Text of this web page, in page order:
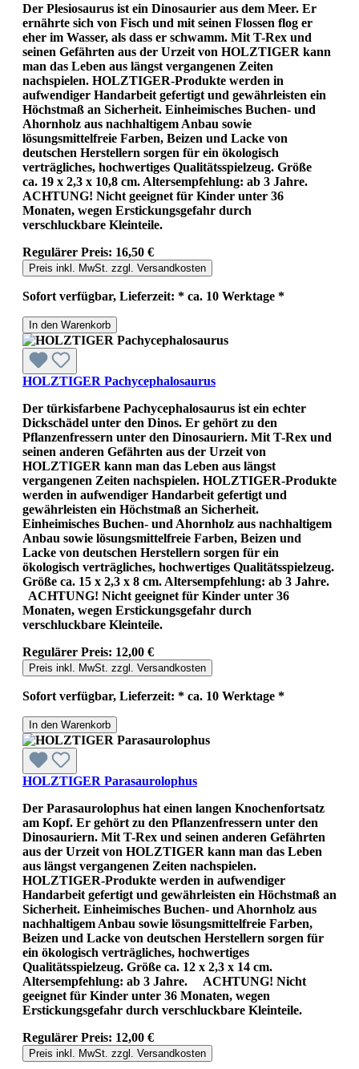
Der Plesiosaurus ist ein Dinosaurier aus dem Meer. Er
ernährte sich von Fisch und mit seinen Flossen flog er
eher im Wasser, als dass er schwamm. Mit T-Rex und
seinen Gefährten aus der Urzeit von HOLZTIGER kann
man das Leben aus längst vergangenen Zeiten
nachspielen. HOLZTIGER-Produkte werden in
aufwendiger Handarbeit gefertigt und gewährleisten ein
Höchstmaß an Sicherheit. Einheimisches Buchen- und
Ahornholz aus nachhaltigem Anbau sowie
lösungsmittelfreie Farben, Beizen und Lacke von
deutschen Herstellern sorgen für ein ökologisch
verträgliches, hochwertiges Qualitätsspielzeug. Größe
ca. 19 x 2,3 x 10,8 cm. Altersempfehlung: ab 3 Jahre.
ACHTUNG! Nicht geeignet für Kinder unter 36
Monaten, wegen Erstickungsgefahr durch
verschluckbare Kleinteile.
Regulärer Preis: 16,50 €
Preis inkl. MwSt. zzgl. Versandkosten
Sofort verfügbar, Lieferzeit: * ca. 10 Werktage *
In den Warenkorb
HOLZTIGER Pachycephalosaurus
Der türkisfarbene Pachycephalosaurus ist ein echter
Dickschädel unter den Dinos. Er gehört zu den
Pflanzenfressern unter den Dinosauriern. Mit T-Rex und
seinen anderen Gefährten aus der Urzeit von
HOLZTIGER kann man das Leben aus längst
vergangenen Zeiten nachspielen. HOLZTIGER-Produkte
werden in aufwendiger Handarbeit gefertigt und
gewährleisten ein Höchstmaß an Sicherheit.
Einheimisches Buchen- und Ahornholz aus nachhaltigem
Anbau sowie lösungsmittelfreie Farben, Beizen und
Lacke von deutschen Herstellern sorgen für ein
ökologisch verträgliches, hochwertiges Qualitätsspielzeug.
Größe ca. 15 x 2,3 x 8 cm. Altersempfehlung: ab 3 Jahre.
ACHTUNG! Nicht geeignet für Kinder unter 36
Monaten, wegen Erstickungsgefahr durch
verschluckbare Kleinteile.
Regulärer Preis: 12,00 €
Preis inkl. MwSt. zzgl. Versandkosten
Sofort verfügbar, Lieferzeit: * ca. 10 Werktage *
In den Warenkorb
HOLZTIGER Parasaurolophus
Der Parasaurolophus hat einen langen Knochenfortsatz
am Kopf. Er gehört zu den Pflanzenfressern unter den
Dinosauriern. Mit T-Rex und seinen anderen Gefährten
aus der Urzeit von HOLZTIGER kann man das Leben
aus längst vergangenen Zeiten nachspielen.
HOLZTIGER-Produkte werden in aufwendiger
Handarbeit gefertigt und gewährleisten ein Höchstmaß an
Sicherheit. Einheimisches Buchen- und Ahornholz aus
nachhaltigem Anbau sowie lösungsmittelfreie Farben,
Beizen und Lacke von deutschen Herstellern sorgen für
ein ökologisch verträgliches, hochwertiges
Qualitätsspielzeug. Größe ca. 12 x 2,3 x 14 cm.
Altersempfehlung: ab 3 Jahre. ACHTUNG! Nicht
geeignet für Kinder unter 36 Monaten, wegen
Erstickungsgefahr durch verschluckbare Kleinteile.
Regulärer Preis: 12,00 €
Preis inkl. MwSt. zzgl. Versandkosten